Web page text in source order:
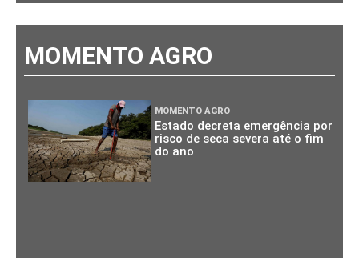
MOMENTO AGRO
MOMENTO AGRO
Estado decreta emergência por
risco de seca severa até o fim
do ano